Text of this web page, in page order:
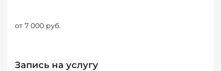
от 7 000 руб.
Запись на услугу